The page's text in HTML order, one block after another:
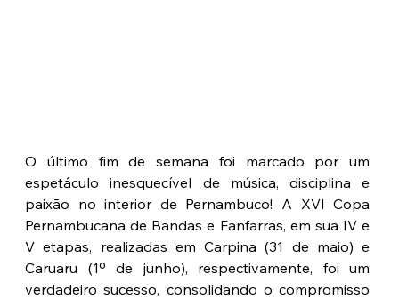
O último fim de semana foi marcado por um
espetáculo inesquecível de música, disciplina e
paixão no interior de Pernambuco! A XVI Copa
Pernambucana de Bandas e Fanfarras, em sua IV e
V etapas, realizadas em Carpina (31 de maio) e
Caruaru (1º de junho), respectivamente, foi um
verdadeiro sucesso, consolidando o compromisso